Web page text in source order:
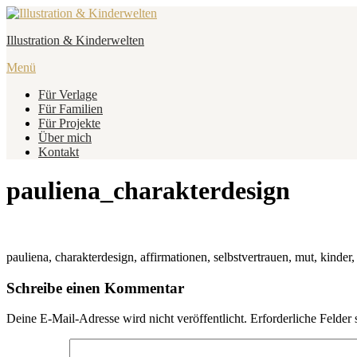
Zum
springen
Illustration & Kinderwelten
Menü
Für Verlage
Für Familien
Für Projekte
Über mich
Kontakt
pauliena_charakterdesign
pauliena, charakterdesign, affirmationen, selbstvertrauen, mut,
Schreibe einen Kommentar
Deine E-Mail-Adresse wird nicht veröffentlicht. Erforderliche Felder